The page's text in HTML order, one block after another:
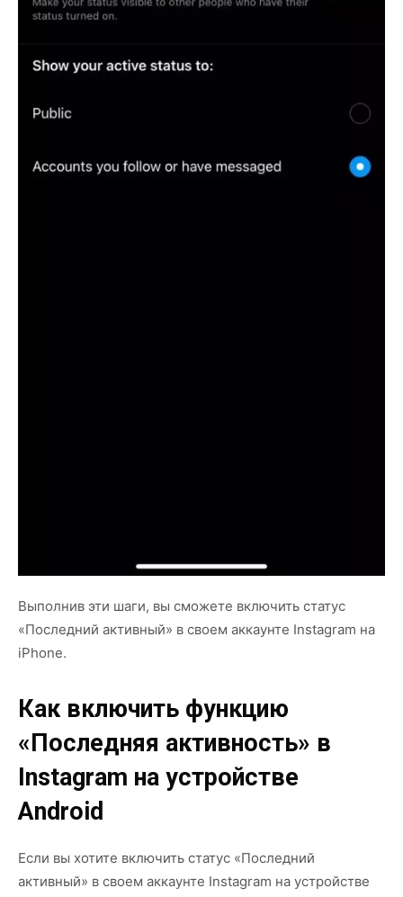
Выполнив эти шаги, вы сможете включить статус
«Последний активный» в своем аккаунте Instagram на
iPhone.
Как включить функцию
«Последняя активность» в
Instagram на устройстве
Android
Если вы хотите включить статус «Последний
активный» в своем аккаунте Instagram на устройстве